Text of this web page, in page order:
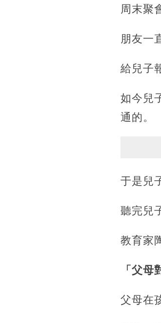
周末聚
朋友一
給兒子
如今兒
通的。
于是兒
聽完兒
教育家
「父
父母在